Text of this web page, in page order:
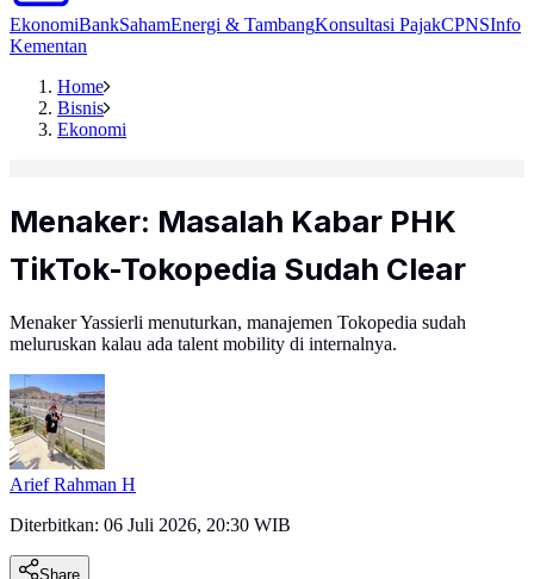
EkonomiBankSahamEnergi & TambangKonsultasi PajakCPNSInfo
Kementan
Home
Bisnis
Ekonomi
Menaker: Masalah Kabar PHK
TikTok-Tokopedia Sudah Clear
Menaker Yassierli menuturkan, manajemen Tokopedia sudah
meluruskan kalau ada talent mobility di internalnya.
Arief Rahman H
Diterbitkan: 06 Juli 2026, 20:30 WIB
Share